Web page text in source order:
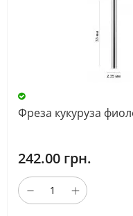
МАТЕРИАЛ
ДЛИНА
РАБОЧЕЙ
Фреза кукуруза
242.00 грн.